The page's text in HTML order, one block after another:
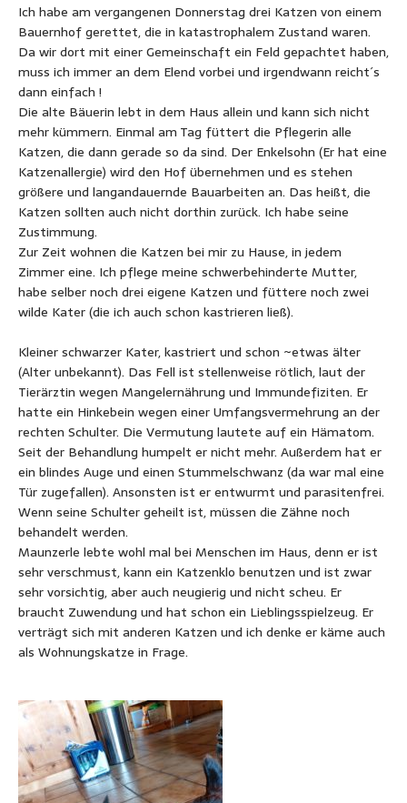
Ich habe am vergangenen Donnerstag drei Katzen von einem
Bauernhof gerettet, die in katastrophalem Zustand waren.
Da wir dort mit einer Gemeinschaft ein Feld gepachtet haben,
muss ich immer an dem Elend vorbei und irgendwann reicht´s
dann einfach !
Die alte Bäuerin lebt in dem Haus allein und kann sich nicht
mehr kümmern. Einmal am Tag füttert die Pflegerin alle
Katzen, die dann gerade so da sind. Der Enkelsohn (Er hat eine
Katzenallergie) wird den Hof übernehmen und es stehen
größere und langandauernde Bauarbeiten an. Das heißt, die
Katzen sollten auch nicht dorthin zurück. Ich habe seine
Zustimmung.
Zur Zeit wohnen die Katzen bei mir zu Hause, in jedem
Zimmer eine. Ich pflege meine schwerbehinderte Mutter,
habe selber noch drei eigene Katzen und füttere noch zwei
wilde Kater (die ich auch schon kastrieren ließ).
Kleiner schwarzer Kater, kastriert und schon ~etwas älter
(Alter unbekannt). Das Fell ist stellenweise rötlich, laut der
Tierärztin wegen Mangelernährung und Immundefiziten. Er
hatte ein Hinkebein wegen einer Umfangsvermehrung an der
rechten Schulter. Die Vermutung lautete auf ein Hämatom.
Seit der Behandlung humpelt er nicht mehr. Außerdem hat er
ein blindes Auge und einen Stummelschwanz (da war mal eine
Tür zugefallen). Ansonsten ist er entwurmt und parasitenfrei.
Wenn seine Schulter geheilt ist, müssen die Zähne noch
behandelt werden.
Maunzerle lebte wohl mal bei Menschen im Haus, denn er ist
sehr verschmust, kann ein Katzenklo benutzen und ist zwar
sehr vorsichtig, aber auch neugierig und nicht scheu. Er
braucht Zuwendung und hat schon ein Lieblingsspielzeug. Er
verträgt sich mit anderen Katzen und ich denke er käme auch
als Wohnungskatze in Frage.